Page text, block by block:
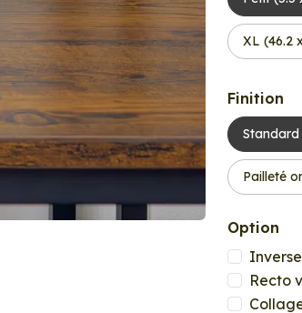
XL (46.2
Finition
Standard
Pailleté or
Option
Recto